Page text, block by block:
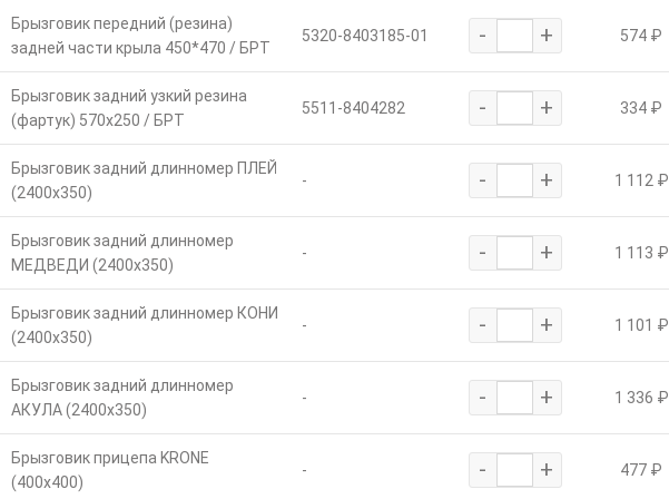
Брызговик передний (резина)
задней части крыла 450*470 / БРТ
5320-8403185-01 - + 574 ₽
Брызговик задний узкий резина
(фартук) 570х250 / БРТ
5511-8404282 - + 334 ₽
Брызговик задний длинномер ПЛЕЙ
(2400х350)
- - + 1 112 ₽
Брызговик задний длинномер
МЕДВЕДИ (2400х350)
- - + 1 113 ₽
Брызговик задний длинномер КОНИ
(2400х350)
- - + 1 101 ₽
Брызговик задний длинномер
АКУЛА (2400х350)
- - + 1 336 ₽
Брызговик прицепа KRONE
(400х400)
- - + 477 ₽